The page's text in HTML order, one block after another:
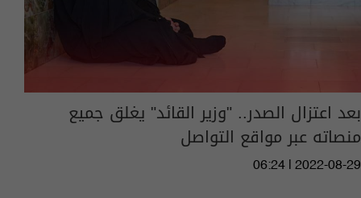
بعد اعتزال الصدر.. "وزير القائد" يغلق جميع
منصاته عبر مواقع التواصل
06:24 | 2022-08-29